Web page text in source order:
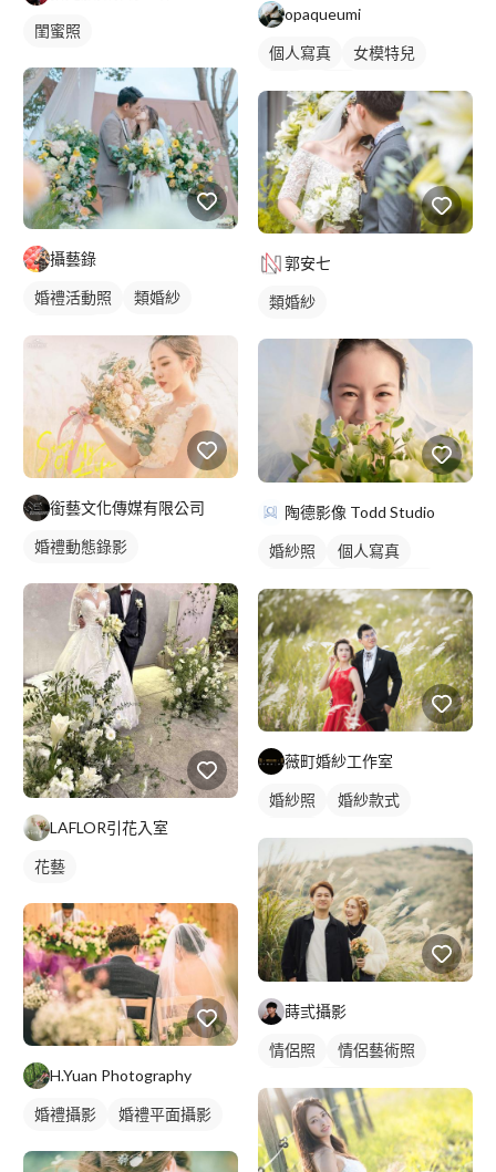
閨蜜照
攝藝錄
婚禮活動照
類婚紗
銜藝文化傳媒有限公司
婚禮動態錄影
LAFLOR引花入室
花藝
H.Yuan Photography
婚禮攝影 婚禮平面攝影
opaqueumi
個人寫真
女模特兒
郭安七
類婚紗
陶德影像 Todd Studio
婚紗照
個人寫真
薇町婚紗工作室
婚紗照
婚紗款式
蒔弎攝影
情侶照
情侶藝術照